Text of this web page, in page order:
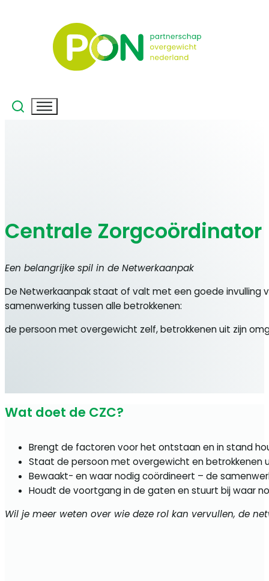
Centrale Zorgcoördinator
Een belangrijke spil in de Netwerkaanpak
De Netwerkaanpak staat of valt met een goede invulling
samenwerking tussen alle betrokkenen:
de persoon met overgewicht zelf, betrokkenen uit zijn
Wat doet de CZC?
Brengt de factoren voor het ontstaan en in stand
Staat de persoon met overgewicht en betrokkenen
Bewaakt- en waar nodig coördineert – de
Houdt de voortgang in de gaten en stuurt bij waar
Wil je meer weten over wie deze rol kan vervullen, de